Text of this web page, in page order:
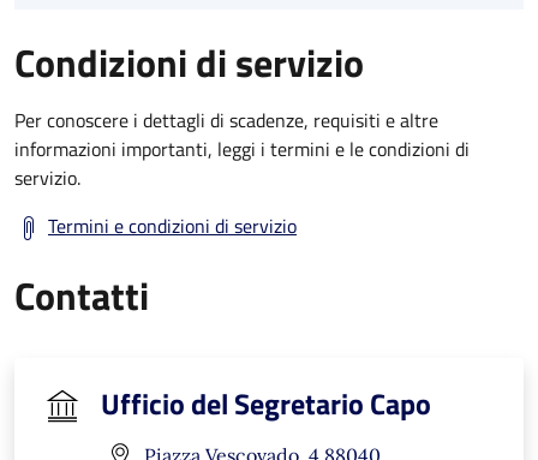
Condizioni di servizio
Per conoscere i dettagli di scadenze, requisiti e altre
informazioni importanti, leggi i termini e le condizioni di
servizio.
Termini e condizioni di servizio
Contatti
Ufficio del Segretario Capo